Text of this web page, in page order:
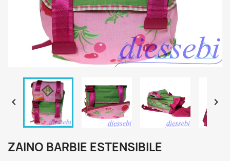
 
ZAINO BARBIE ESTENSIBILE